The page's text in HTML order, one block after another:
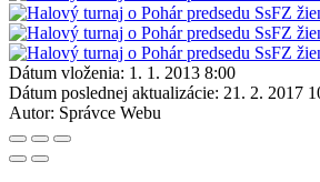
Dátum vloženia: 1. 1. 2013 8:00
Dátum poslednej aktualizácie: 21. 2. 2017
Autor: Správce Webu